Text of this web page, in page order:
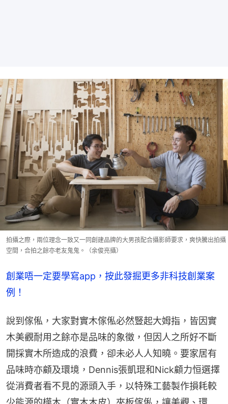
拍攝之際，兩位理念一致又一同創建品牌的大男孩配合攝影師要求，爽快騰出拍攝
空間，合拍之餘亦老友鬼鬼。（余俊亮攝）
創業唔一定要學寫app，按此發掘更多非科技創業案
例！
說到傢俬，大家對實木傢俬必然豎起大姆指，皆因實
木美觀耐用之餘亦是品味的象徵，但因人之所好不斷
開採實木所造成的浪費，卻未必人人知曉。要家居有
品味時亦顧及環境，Dennis張凱琨和Nick顧力恒選擇
從消費者看不見的源頭入手，以特殊工藝製作損耗較